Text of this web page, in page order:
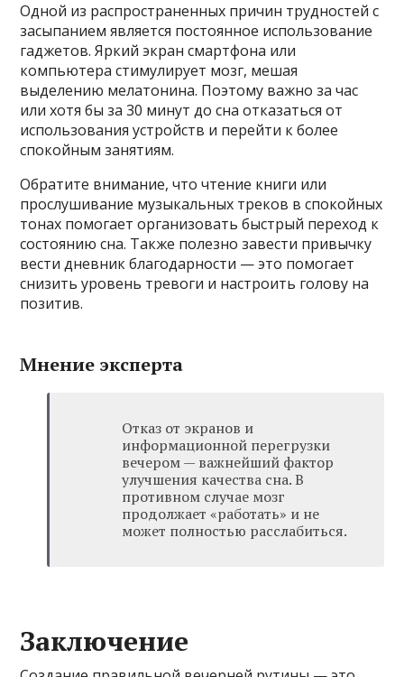
Одной из распространенных причин трудностей с
засыпанием является постоянное использование
гаджетов. Яркий экран смартфона или
компьютера стимулирует мозг, мешая
выделению мелатонина. Поэтому важно за час
или хотя бы за 30 минут до сна отказаться от
использования устройств и перейти к более
спокойным занятиям.
Обратите внимание, что чтение книги или
прослушивание музыкальных треков в спокойных
тонах помогает организовать быстрый переход к
состоянию сна. Также полезно завести привычку
вести дневник благодарности — это помогает
снизить уровень тревоги и настроить голову на
позитив.
Мнение эксперта
Отказ от экранов и
информационной перегрузки
вечером — важнейший фактор
улучшения качества сна. В
противном случае мозг
продолжает «работать» и не
может полностью расслабиться.
Заключение